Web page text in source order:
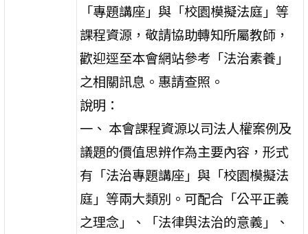
「專題講座」與「校園模擬法庭」等
課程資源，敬請協助轉知所屬教師，
歡迎逕至本會網站參考「法治素養」
之相關訊息。惠請查照。
說明：
一、 本會課程資源以司法人權案例及
議題的價值思辨作為主要內容，形式
有「法治專題講座」與「校園模擬法
庭」等兩大類別。可配合「公平正義
之理念」、「法律舆法治的意義」、